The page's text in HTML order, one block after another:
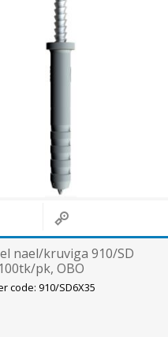
nael/kruviga 910/SD
pk, OBO
code: 910/SD6X35